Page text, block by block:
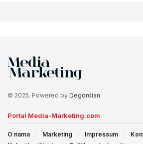
© 2025. Powered by Degordian
Portal Media-Marketing.com
O nama Marketing Impressum